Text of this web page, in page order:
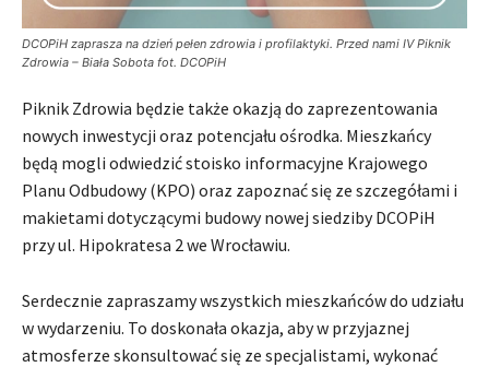
DCOPiH zaprasza na dzień pełen zdrowia i profilaktyki. Przed nami IV Piknik
Zdrowia – Biała Sobota fot. DCOPiH
Piknik Zdrowia będzie także okazją do zaprezentowania
nowych inwestycji oraz potencjału ośrodka. Mieszkańcy
będą mogli odwiedzić stoisko informacyjne Krajowego
Planu Odbudowy (KPO) oraz zapoznać się ze szczegółami i
makietami dotyczącymi budowy nowej siedziby DCOPiH
przy ul. Hipokratesa 2 we Wrocławiu.
Serdecznie zapraszamy wszystkich mieszkańców do udziału
w wydarzeniu. To doskonała okazja, aby w przyjaznej
atmosferze skonsultować się ze specjalistami, wykonać